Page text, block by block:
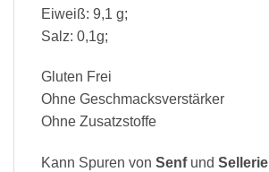
Eiweiß: 9,1 g;
Salz: 0,1g;
Gluten Frei
Ohne Geschmacksverstärker
Ohne Zusatzstoffe
Kann Spuren von Senfund Sellerie